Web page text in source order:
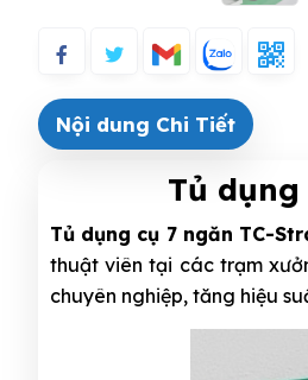
Nội dung Chi Tiết
Tủ
Tủ dụng cụ 7 ngăn TC-
thuật viên tại các trạm
chuyên nghiệp, tăng hiệu